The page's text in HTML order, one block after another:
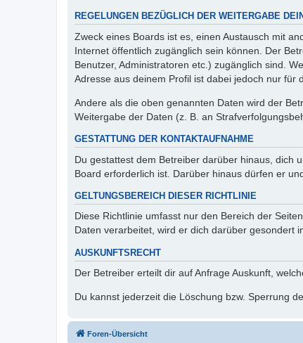
REGELUNGEN BEZÜGLICH DER WEITERGABE
Zweck eines Boards ist es, einen Austausch mit
Internet öffentlich zugänglich sein können. Der
Benutzer, Administratoren etc.) zugänglich sind.
Adresse aus deinem Profil ist dabei jedoch nur für
Andere als die oben genannten Daten wird der
Weitergabe der Daten (z. B. an
GESTATTUNG DER KONTAKTAUFNAHME
Du gestattest dem Betreiber darüber hinaus, dich
Board erforderlich ist. Darüber hinaus dürfen er
GELTUNGSBEREICH DIESER RICHTLINIE
Diese Richtlinie umfasst nur den Bereich der
Daten verarbeitet, wird er dich darüber gesondert
AUSKUNFTSRECHT
Der Betreiber erteilt dir auf Anfrage Auskunft,
Du kannst jederzeit die Löschung bzw. Sperrung
Foren-Übersicht